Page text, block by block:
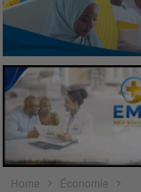
Home Économie